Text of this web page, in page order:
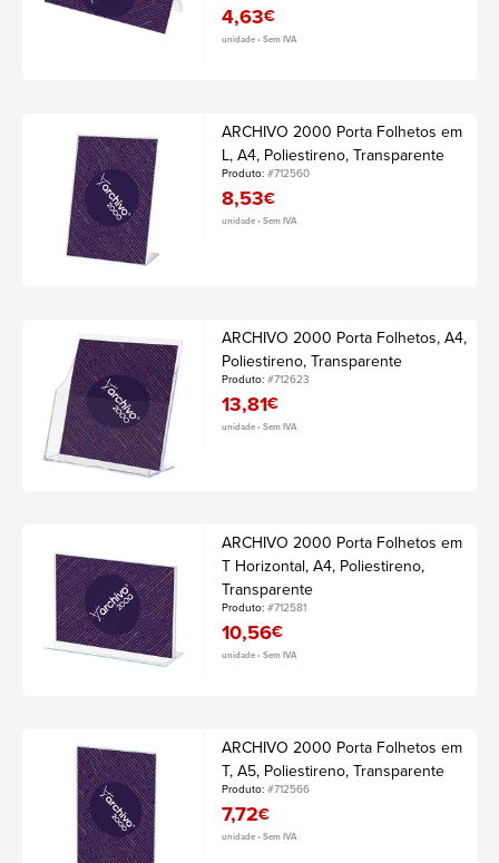
4,63€
unidade • Sem IVA
ARCHIVO 2000 Porta Folhetos em
L, A4, Poliestireno, Transparente
Produto:#712560
8,53€
unidade • Sem IVA
ARCHIVO 2000 Porta Folhetos, A4,
Poliestireno, Transparente
Produto:#712623
13,81€
unidade • Sem IVA
ARCHIVO 2000 Porta Folhetos em
T Horizontal, A4, Poliestireno,
Transparente
Produto:#712581
10,56€
unidade • Sem IVA
ARCHIVO 2000 Porta Folhetos em
T, A5, Poliestireno, Transparente
Produto:#712566
7,72€
unidade • Sem IVA